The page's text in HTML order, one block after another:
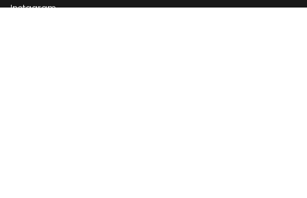
Instagram